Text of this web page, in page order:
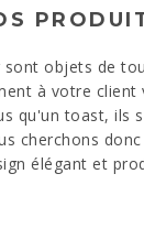
objets de
à votre client
qu'un toast, ils
cherchons
élégant et